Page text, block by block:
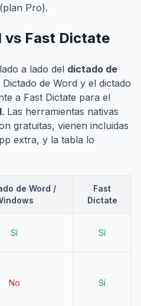
Pro).
vs Fast Dictate
a lado del dictado de
de Word y el dictado
a Fast Dictate para el
. Las herramientas nativas
gratuitas, vienen incluidas
extra, y la tabla lo
de Word /
Fast
Dictate
Sí Sí
No Sí